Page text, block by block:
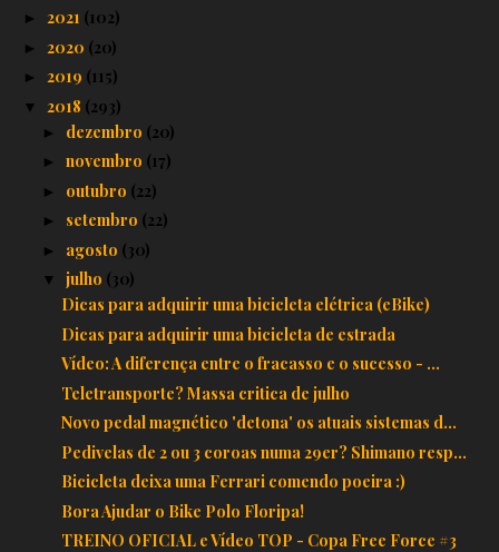
► 2021 (102)
► 2020 (20)
► 2019 (115)
▼ 2018 (293)
► dezembro (20)
► novembro (17)
► outubro (22)
► setembro (22)
► agosto (30)
▼ julho (30)
Dicas para adquirir uma bicicleta elétrica (eBike)
Dicas para adquirir uma bicicleta de estrada
Vídeo: A diferença entre o fracasso e o sucesso - ...
Teletransporte? Massa critica de julho
Novo pedal magnético 'detona' os atuais sistemas d...
Pedivelas de 2 ou 3 coroas numa 29er? Shimano resp...
Bicicleta deixa uma Ferrari comendo poeira :)
Bora Ajudar o Bike Polo Floripa!
TREINO OFICIAL e Vídeo TOP - Copa Free Force #3